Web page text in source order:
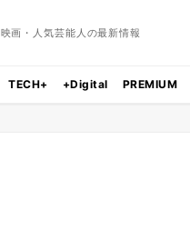
画・人気芸能人の最新情報
TECH+ +Digital PREMIUM